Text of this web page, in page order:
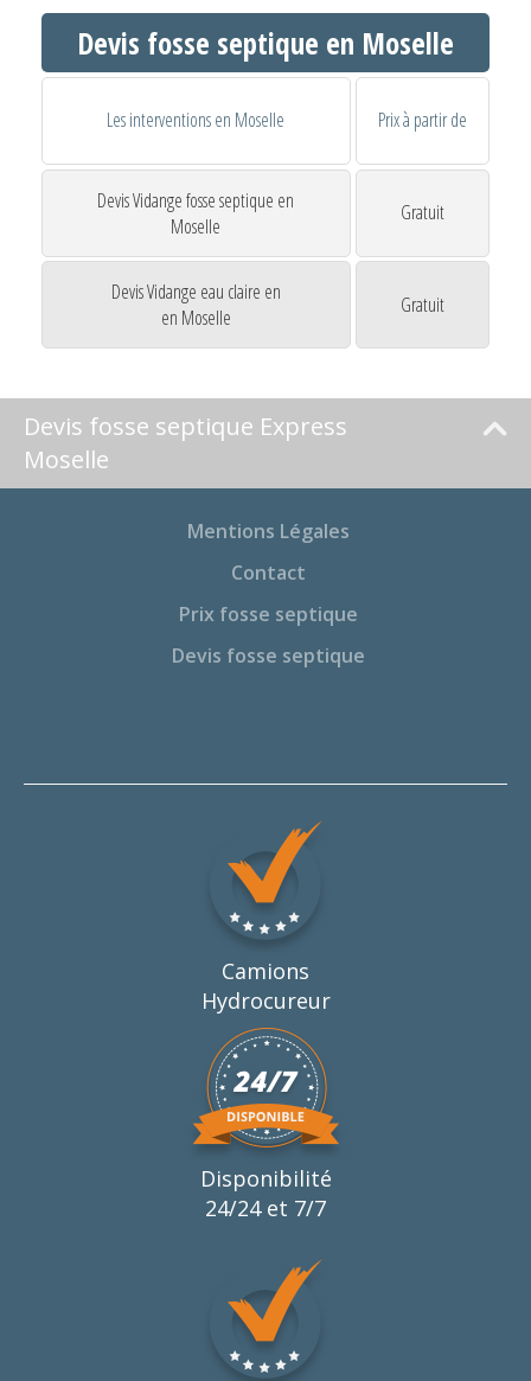
Devis fosse septique en Moselle
Les interventions en Moselle Prix à partir de
Devis Vidange fosse septique en
Moselle
Gratuit
Devis Vidange eau claire en
en Moselle
Gratuit
Devis fosse septique Express
Moselle
Mentions Légales
Contact
Prix fosse septique
Devis fosse septique
Camions
Hydrocureur
Disponibilité
24/24 et 7/7